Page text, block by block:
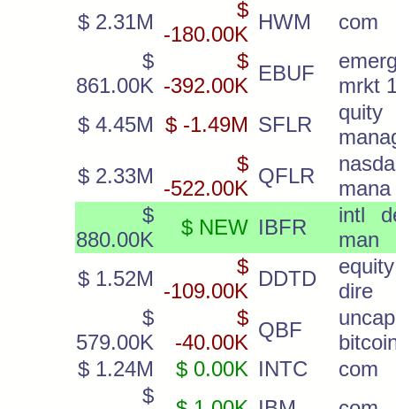
$ 2.31M
$
-180.00K
HWM
com
$
861.00K
$
-392.00K
EBUF
mrkt
$ 4.45M $ -1.49M SFLR
quity
$ 2.33M
$
-522.00K
QFLR
mana
$
880.00K
$ NEW IBFR
intl
man
$ 1.52M
$
-109.00K
DDTD
dire
$
579.00K
$
-40.00K
QBF
$ 1.24M
$ 0.00K INTC
com
$